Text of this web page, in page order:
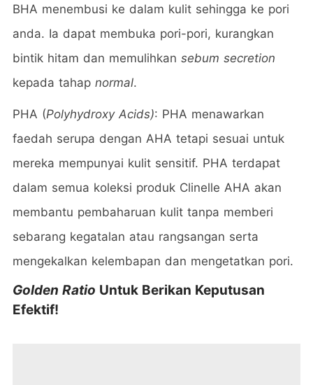
BHA menembusi ke dalam kulit sehingga ke pori
anda. Ia dapat membuka pori-pori, kurangkan
bintik hitam dan memulihkan sebum secretion
kepada tahap normal.
PHA (Polyhydroxy Acids): PHA menawarkan
faedah serupa dengan AHA tetapi sesuai untuk
mereka mempunyai kulit sensitif. PHA terdapat
dalam semua koleksi produk Clinelle AHA akan
membantu pembaharuan kulit tanpa memberi
sebarang kegatalan atau rangsangan serta
mengekalkan kelembapan dan mengetatkan pori.
Golden Ratio Untuk Berikan Keputusan
Efektif!